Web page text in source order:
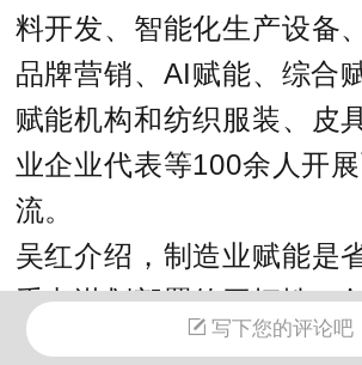
料开发、智能化生产设备
品牌营销、AI赋能、综合
赋能机构和纺织服装、皮
业企业代表等100余人开
流。
吴红介绍，制造业赋能是
重点谋划部署的开拓性、
为助力传统产业优化升级
写下您的评论吧